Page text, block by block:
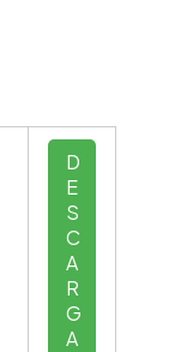
D
E
S
C
A
R
G
A